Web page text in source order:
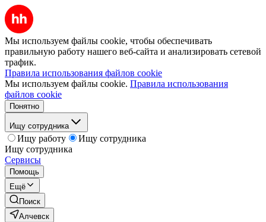
Мы используем файлы cookie, чтобы обеспечивать
правильную работу нашего веб-сайта и анализировать сетевой
трафик.
Правила использования файлов cookie
Мы используем файлы cookie. Правила использования
файлов cookie
Понятно
Ищу сотрудника
Ищу работу
Ищу сотрудника
Ищу сотрудника
Сервисы
Помощь
Ещё
Поиск
Алчевск